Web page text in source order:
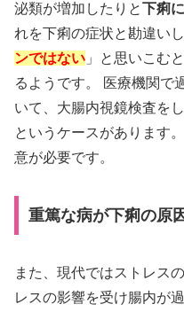
泌類が増加したりと
下痢
れを下痢の症状と勘違い
ンではない 」と思いこむ
るようです。 医療機関で
いて、大腸内視鏡検査を
というケースがあります
意が必要です。
重篤な病が下痢の原
また、現代ではストレス
レスの影響を受け腸内が